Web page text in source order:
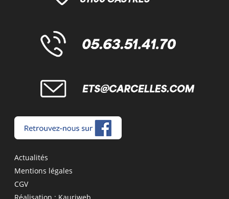
Menu
Pied
page
Actualités
Mentions légales
CGV
Réalisation : Kauriweb